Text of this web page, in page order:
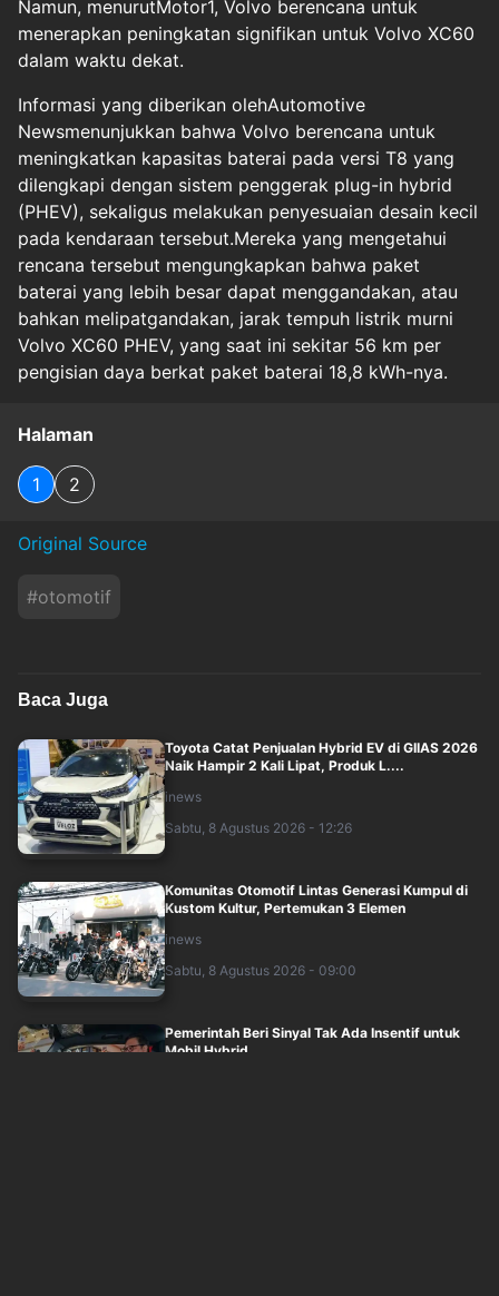
Namun, menurutMotor1, Volvo berencana untuk
menerapkan peningkatan signifikan untuk Volvo XC60
dalam waktu dekat.
Informasi yang diberikan olehAutomotive
Newsmenunjukkan bahwa Volvo berencana untuk
meningkatkan kapasitas baterai pada versi T8 yang
dilengkapi dengan sistem penggerak plug-in hybrid
(PHEV), sekaligus melakukan penyesuaian desain kecil
pada kendaraan tersebut.Mereka yang mengetahui
rencana tersebut mengungkapkan bahwa paket
baterai yang lebih besar dapat menggandakan, atau
bahkan melipatgandakan, jarak tempuh listrik murni
Volvo XC60 PHEV, yang saat ini sekitar 56 km per
pengisian daya berkat paket baterai 18,8 kWh-nya.
Halaman
1 2
Original Source
#otomotif
Baca Juga
Toyota Catat Penjualan Hybrid EV di GIIAS 2026
Naik Hampir 2 Kali Lipat, Produk L....
inews
Sabtu, 8 Agustus 2026 - 12:26
Komunitas Otomotif Lintas Generasi Kumpul di
Kustom Kultur, Pertemukan 3 Elemen
inews
Sabtu, 8 Agustus 2026 - 09:00
Pemerintah Beri Sinyal Tak Ada Insentif untuk
Mobil Hybrid